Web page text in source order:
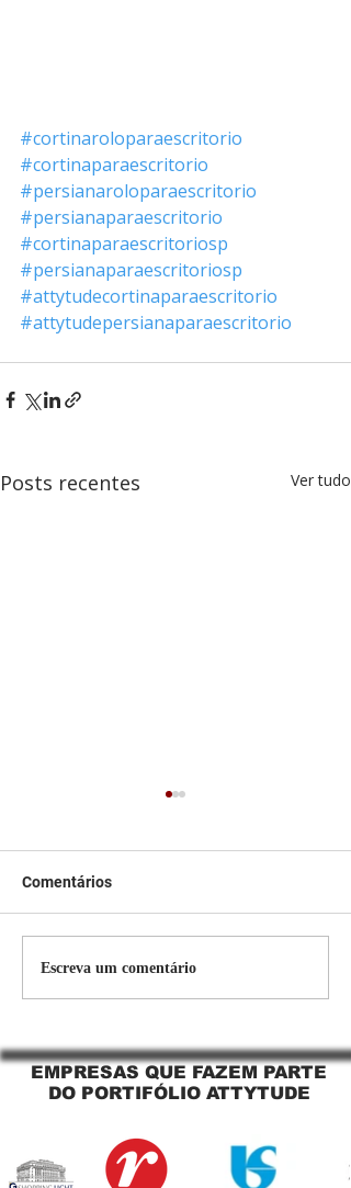
#cortinaroloparaescritorio
#cortinaparaescritorio
#persianaroloparaescritorio
#persianaparaescritorio
#cortinaparaescritoriosp
#persianaparaescritoriosp
#attytudecortinaparaescritorio
#attytudepersianaparaescritorio
Posts recentes Ver tudo
Persiana Rolo Tela Solar:
O Segredo para uma
Comentários
Escreva um comentário
EMPRESAS QUE FAZEM PARTE
DO PORTIFÓLIO ATTYTUDE